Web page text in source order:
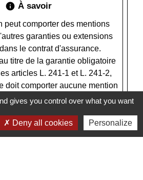
info À savoir
peut comporter des mentions
garanties ou extensions
le contrat d'assurance.
titre de la garantie obligatoire
articles L. 241-1 et L. 241-2,
doit comporter aucune mention
à écarter ou limiter d'une
Aucune mention
référence à des dispositions
gives you control over what you want
Deny all cookies Personalize